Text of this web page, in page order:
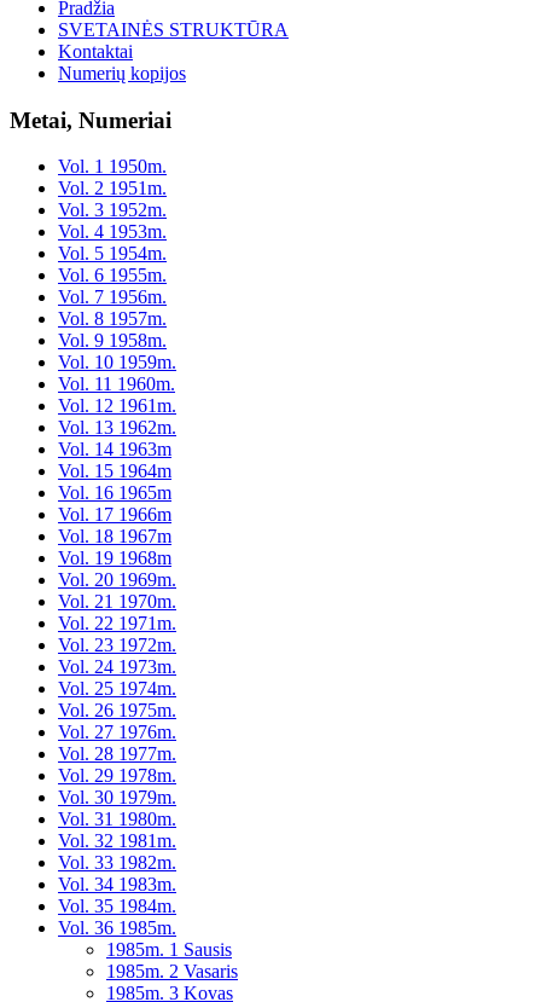
Pradžia
SVETAINĖS STRUKTŪRA
Kontaktai
Numerių kopijos
Metai, Numeriai
Vol. 1 1950m.
Vol. 2 1951m.
Vol. 3 1952m.
Vol. 4 1953m.
Vol. 5 1954m.
Vol. 6 1955m.
Vol. 7 1956m.
Vol. 8 1957m.
Vol. 9 1958m.
Vol. 10 1959m.
Vol. 11 1960m.
Vol. 12 1961m.
Vol. 13 1962m.
Vol. 14 1963m
Vol. 15 1964m
Vol. 16 1965m
Vol. 17 1966m
Vol. 18 1967m
Vol. 19 1968m
Vol. 20 1969m.
Vol. 21 1970m.
Vol. 22 1971m.
Vol. 23 1972m.
Vol. 24 1973m.
Vol. 25 1974m.
Vol. 26 1975m.
Vol. 27 1976m.
Vol. 28 1977m.
Vol. 29 1978m.
Vol. 30 1979m.
Vol. 31 1980m.
Vol. 32 1981m.
Vol. 33 1982m.
Vol. 34 1983m.
Vol. 35 1984m.
Vol. 36 1985m.
1985m. 1 Sausis
1985m. 2 Vasaris
1985m. 3 Kovas